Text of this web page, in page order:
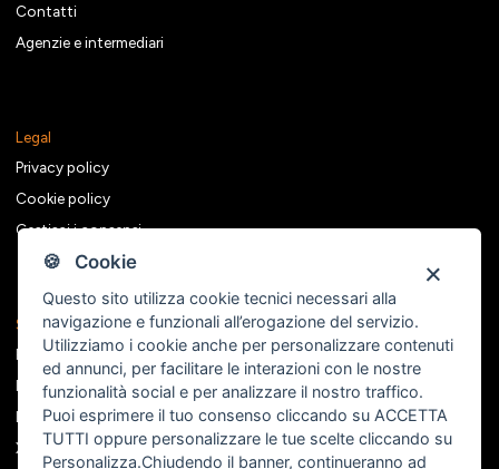
🍪 Cookie
Questo sito utilizza cookie tecnici necessari alla
navigazione e funzionali all’erogazione del servizio.
Utilizziamo i cookie anche per personalizzare contenuti
ed annunci, per facilitare le interazioni con le nostre
funzionalità social e per analizzare il nostro traffico.
Puoi esprimere il tuo consenso cliccando su ACCETTA
TUTTI oppure personalizzare le tue scelte cliccando su
Personalizza.Chiudendo il banner, continueranno ad
Contatti
Agenzie e intermediari
Legal
Privacy policy
Cookie policy
Gestisci i consensi
Seguici sui social
Facebook
Instagram
Linkedin
X